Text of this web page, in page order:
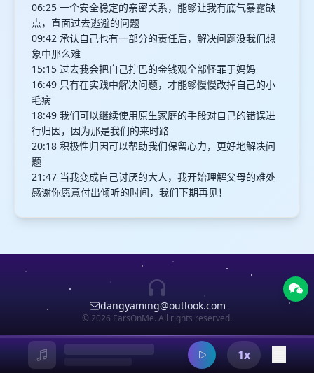
06:25 一个安全稳定的亲密关系，能够让我有底气暴露缺
点，直面过去逃避的问题
09:42 承认自己也有一部分的责任后，解决问题没我们想
象中那么难
15:15 过去我会把自己拧巴的金钱观全部怪罪于妈妈
16:49 只有在实践中解决问题，才能够慢慢改掉自己的小
毛病
18:49 我们可以继续使用原生家庭的手段对自己的错误进
行归因，因为那是我们的来时路
20:18 积极性归因可以帮助我们保留心力，更好地解决问
题
21:47 当我变成自己讨厌的大人，我开始理解父母的难处
感谢你愿意付出倾听的时间，我们下期再见！
dangyaming@outlook.com
© 2026 EarsOnMe. All rights reserved.
1x